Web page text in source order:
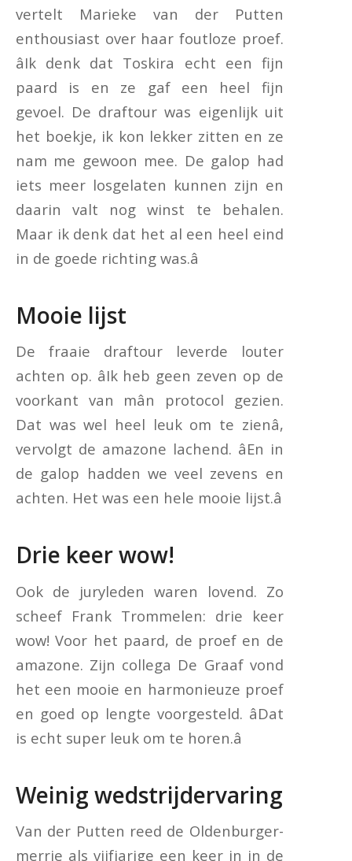
vertelt Marieke van der Putten
enthousiast over haar foutloze proef.
âIk denk dat Toskira echt een fijn
paard is en ze gaf een heel fijn
gevoel. De draftour was eigenlijk uit
het boekje, ik kon lekker zitten en ze
nam me gewoon mee. De galop had
iets meer losgelaten kunnen zijn en
daarin valt nog winst te behalen.
Maar ik denk dat het al een heel eind
in de goede richting was.â
Mooie lijst
De fraaie draftour leverde louter
achten op. âIk heb geen zeven op de
voorkant van mân protocol gezien.
Dat was wel heel leuk om te zienâ,
vervolgt de amazone lachend. âEn in
de galop hadden we veel zevens en
achten. Het was een hele mooie lijst.â
Drie keer wow!
Ook de juryleden waren lovend. Zo
scheef Frank Trommelen: drie keer
wow! Voor het paard, de proef en de
amazone. Zijn collega De Graaf vond
het een mooie en harmonieuze proef
en goed op lengte voorgesteld. âDat
is echt super leuk om te horen.â
Weinig wedstrijdervaring
Van der Putten reed de Oldenburger-
merrie als vijfjarige een keer in in de